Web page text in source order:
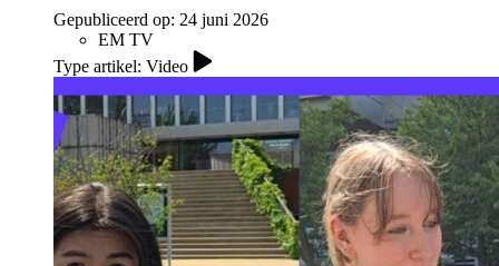
Gepubliceerd op: 24 juni 2026
EM TV
Type artikel: Video